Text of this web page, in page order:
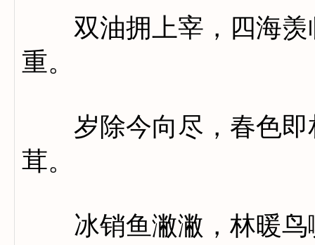
双油拥上宰，四海羡
重。
岁除今向尽，春色即
茸。
冰销鱼潎潎，林暖鸟